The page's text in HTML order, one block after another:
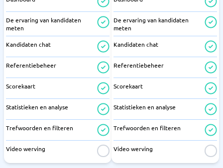
De ervaring van kandidaten
meten
Kandidaten chat
Referentiebeheer
Scorekaart
Statistieken en analyse
Trefwoorden en filteren
Video werving
De ervaring van kandidaten
meten
Kandidaten chat
Referentiebeheer
Scorekaart
Statistieken en analyse
Trefwoorden en filteren
Video werving